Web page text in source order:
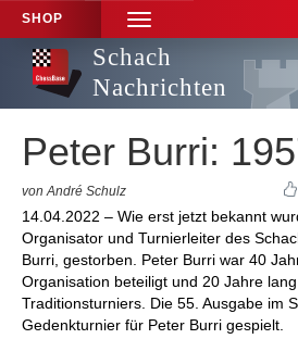
SHOP
TOGGLE
NAVIGATION
Schach
Nachrichten
Peter Burri:
von André Schulz
14.04.2022 – Wie erst jetzt bekannt
Organisator und Turnierleiter des
Burri, gestorben. Peter Burri war 40
Organisation beteiligt und 20 Jahre
Traditionsturniers. Die 55. Ausgabe im
Gedenkturnier für Peter Burri gespielt.